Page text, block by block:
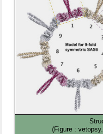
(Figure :